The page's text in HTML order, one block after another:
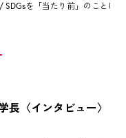
SDGsを「当たり前」のことに
〈インタビュー〉